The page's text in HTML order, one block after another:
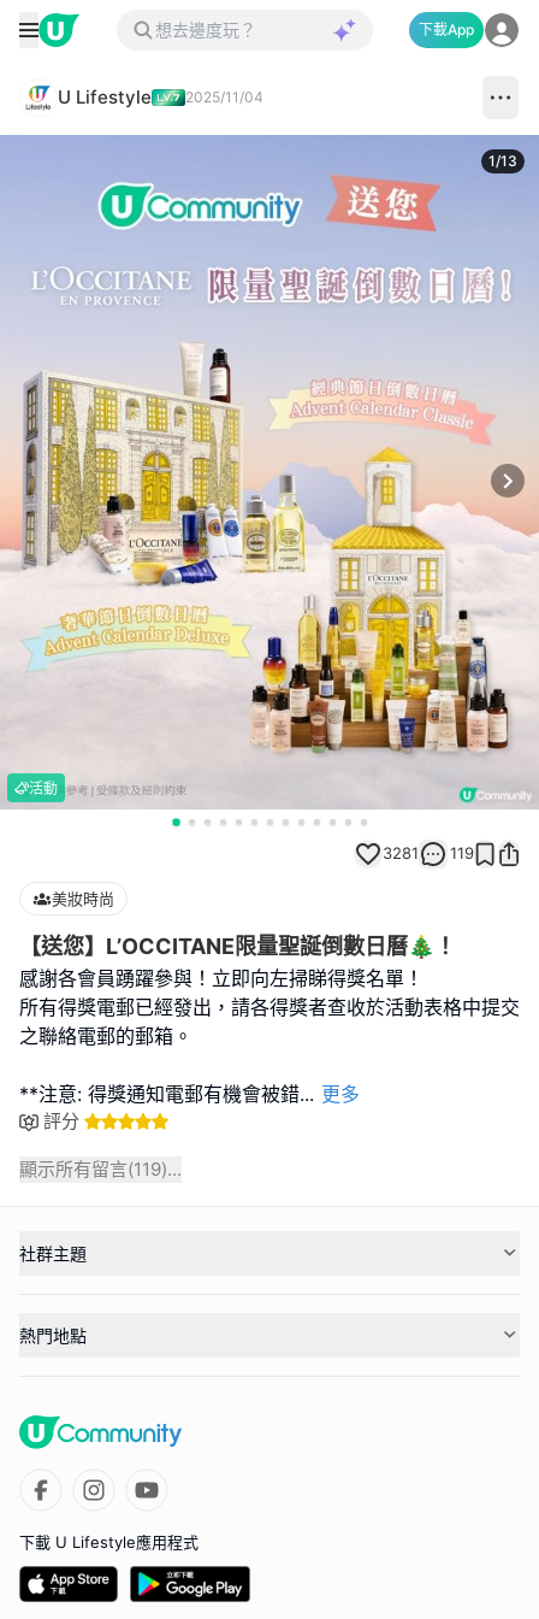
下載App
U Lifestyle 2025/11/04
活動
1/13
3281 119
美妝時尚
【送您】L’OCCITANE限量聖誕倒數日曆🎄！
感謝各會員踴躍參與！立即向左掃睇得獎名單！
所有得獎電郵已經發出，請各得獎者查收於活動表格中提交
之聯絡電郵的郵箱。
**注意: 得獎通知電郵有機會被錯... 更多
評分
顯示所有留言(119)...
社群主題
熱門地點
下載 U Lifestyle應用程式